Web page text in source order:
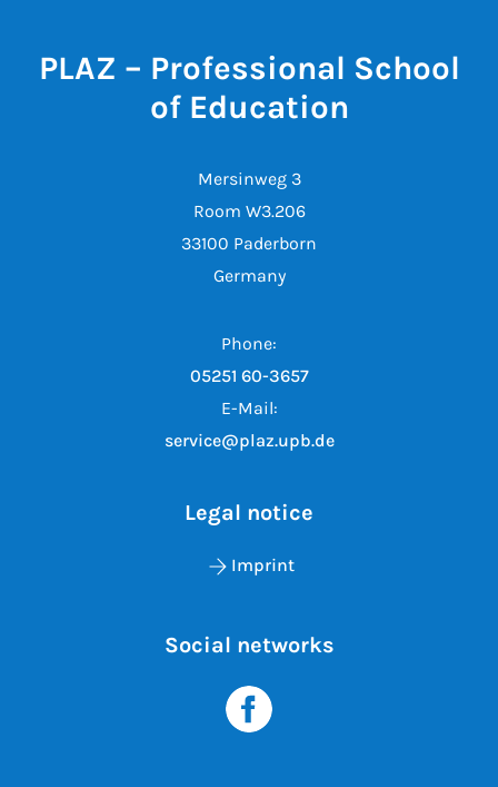
PLAZ – Professional School
of Education
Mersinweg 3
Room W3.206
33100 Paderborn
Germany
Phone:
05251 60-3657
E-Mail:
service@plaz.upb.de
Legal notice
Imprint
Social networks